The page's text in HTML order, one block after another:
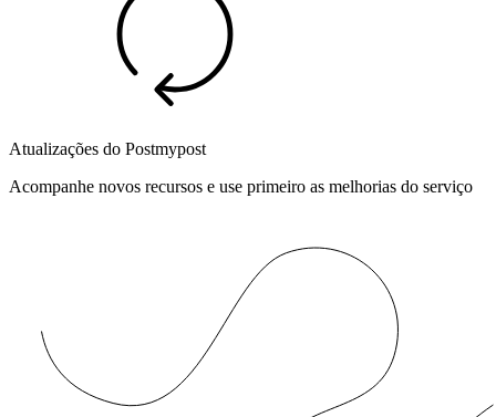
Atualizações do Postmypost
Acompanhe novos recursos e use primeiro as melhorias do serviço